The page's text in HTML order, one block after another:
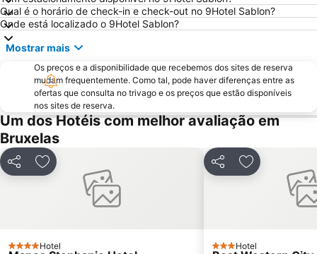
Place Sainte-Catherine
Aula Magna
Bourse de Bruxelles
Cinemateca Real da Bélgica
Grote Markt
Forest National
Provinciaal Domein de Gavers
Patria
Hoboken
Sablon
Rue des Bouchers - Beenhouwersstraat
Libertés
Flagey
Walibi Belgium
Provinciaal Recreatiedomein De Schorre
Qual é o horário de check-in e check-out no 9Hotel Sablon?
Onde está localizado o 9Hotel Sablon?
Mostrar mais
Os preços e a disponibilidade que recebemos dos sites de reserva
mudam frequentemente. Como tal, pode haver diferenças entre as
ofertas que consulta no trivago e os preços que estão disponíveis
nos sites de reserva.
Um dos Hotéis com melhor avaliação em
Bruxelas
PartilharAdicionar aos favoritos
Hotel
PartilharAdicionar
Hotel